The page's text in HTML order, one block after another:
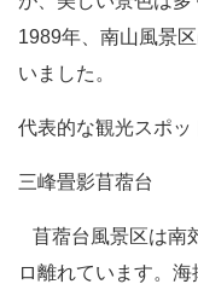
1989年、南山風景
いました。
代表的な観光スポッ
三峰畳影苜蓿台
苜蓿台風景区は南
ロ離れています。